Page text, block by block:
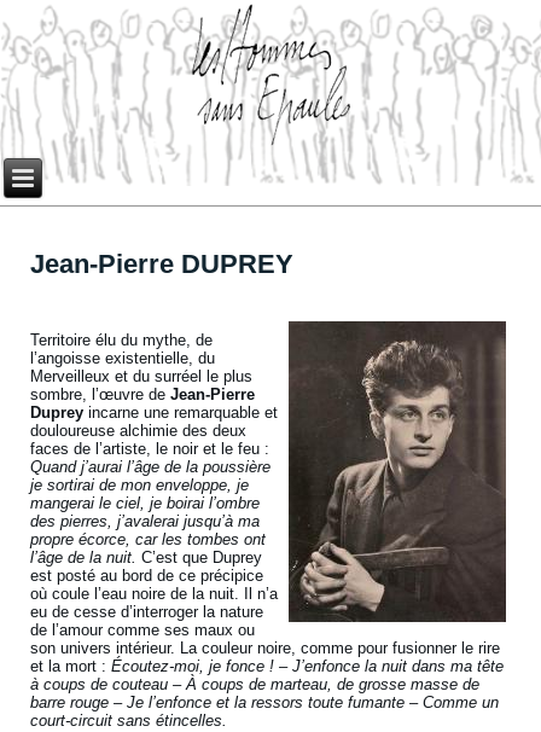
Jean-Pierre DUPREY
Territoire élu du mythe, de
l’angoisse existentielle, du
Merveilleux et du surréel le plus
sombre, l’œuvre deJean-Pierre
Duprey incarne une remarquable et
douloureuse alchimie des deux
faces de l’artiste, le noir et le feu :
Quand j’aurai l’âge de la poussière
je sortirai de mon enveloppe, je
mangerai le ciel, je boirai l’ombre
des pierres, j’avalerai jusqu’à ma
propre écorce, car les tombes ont
l’âge de la nuit. C’est que Duprey
est posté au bord de ce précipice
où coule l’eau noire de la nuit. Il n’a
eu de cesse d’interroger la nature
de l’amour comme ses maux ou
son univers intérieur. La couleur noire, comme pour fusionner le rire
et la mort :Écoutez-moi, je fonce ! – J’enfonce la nuit dans ma tête
à coups de couteau – À coups de marteau, de grosse masse de
barre rouge – Je l’enfonce et la ressors toute fumante – Comme un
court-circuit sans étincelles.